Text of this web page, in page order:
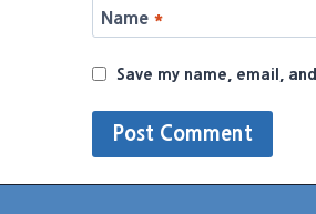
Name *
Save my name, email,